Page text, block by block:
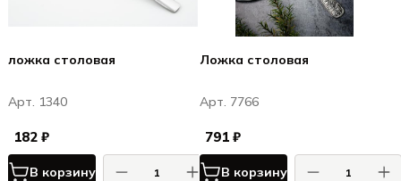
ложка столовая
Арт. 1340
182 ₽
В корзину
Ложка столовая
Арт. 7766
791 ₽
В корзину